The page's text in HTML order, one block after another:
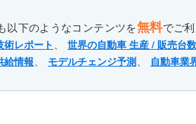
以下のようなコンテンツを無料でご
術レポート 、 世界の自動車 生産 / 販売台数
給情報、 モデルチェンジ予測、 自動車業